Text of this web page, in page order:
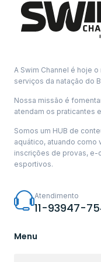
A Swim Channel é hoje
serviços da natação do
Nossa missão é
atendam os praticantes
Somos um HUB de
aquático, atuando como
inscrições de provas,
esportivos.
Atendimento
11-93947-
Menu